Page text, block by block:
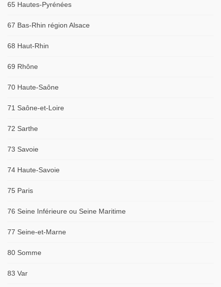
65 Hautes-Pyrénées
67 Bas-Rhin région Alsace
68 Haut-Rhin
69 Rhône
70 Haute-Saône
71 Saône-et-Loire
72 Sarthe
73 Savoie
74 Haute-Savoie
75 Paris
76 Seine Inférieure ou Seine Maritime
77 Seine-et-Marne
80 Somme
83 Var